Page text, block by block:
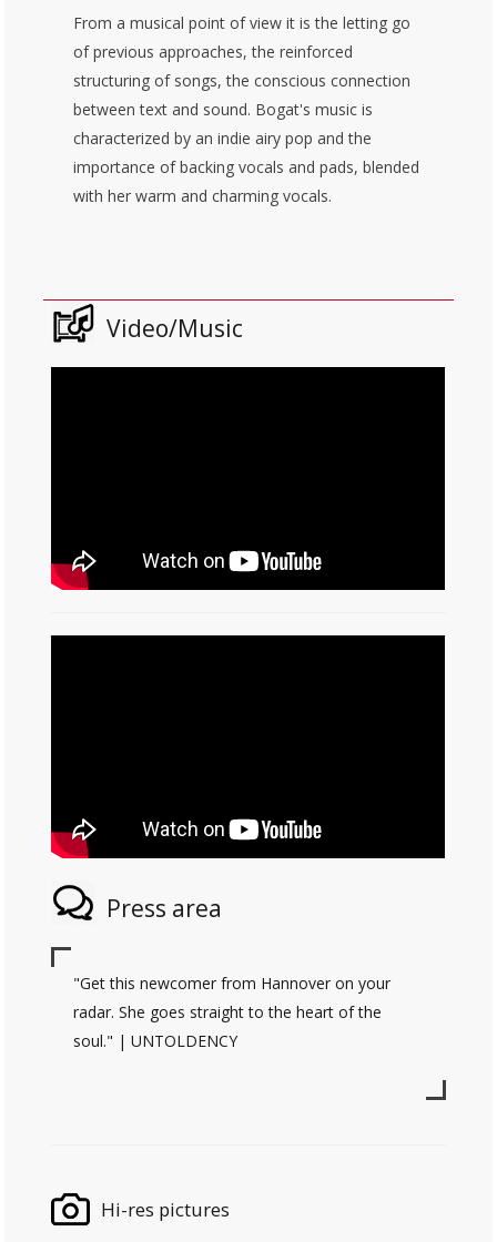
From a musical point of view it is the letting go
of previous approaches, the reinforced
structuring of songs, the conscious connection
between text and sound. Bogat's music is
characterized by an indie airy pop and the
importance of backing vocals and pads, blended
with her warm and charming vocals.
Video/Music
Press area
"Get this newcomer from Hannover on your
radar. She goes straight to the heart of the
soul." | UNTOLDENCY
Hi-res pictures